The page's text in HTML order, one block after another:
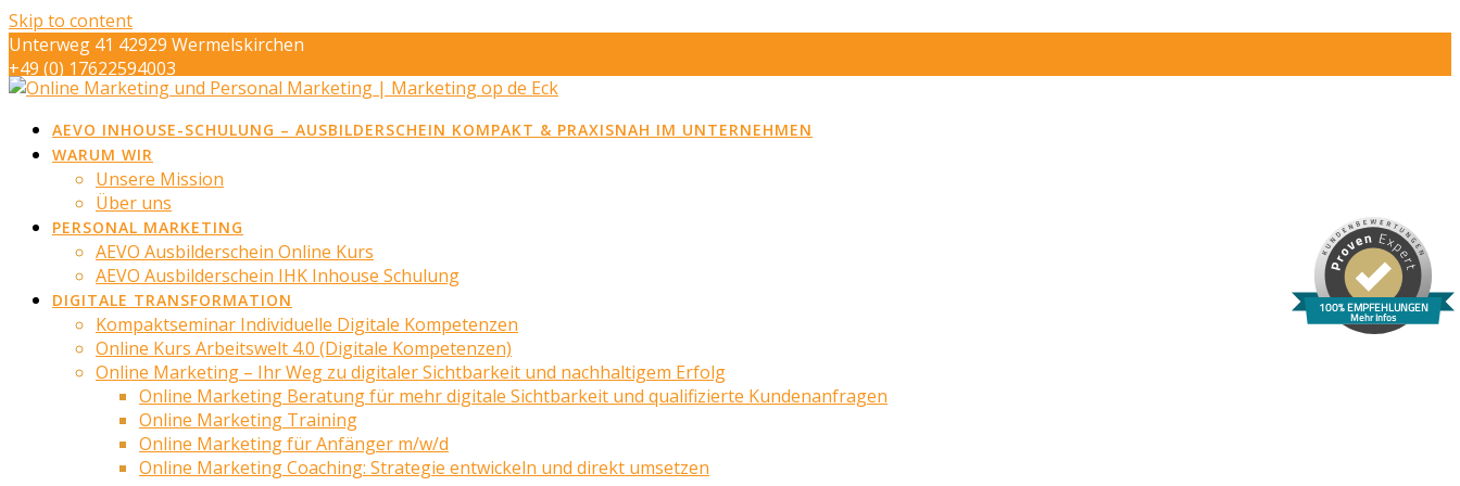
100% EMPFEHLUNGEN
Mehr Infos
Skip to content
Unterweg 41 42929 Wermelskirchen
+49 (0) 17622594003
info@marketing-op-de-eck.de
AEVO INHOUSE-SCHULUNG – AUSBILDERSCHEIN KOMPAKT & PRAXISNAH IM UNTERNEHMEN
WARUM WIR
Unsere Mission
Über uns
PERSONAL MARKETING
AEVO Ausbilderschein Online Kurs
AEVO Ausbilderschein IHK Inhouse Schulung
DIGITALE TRANSFORMATION
Kompaktseminar Individuelle Digitale Kompetenzen
Online Kurs Arbeitswelt 4.0 (Digitale Kompetenzen)
Online Marketing – Ihr Weg zu digitaler Sichtbarkeit und nachhaltigem Erfolg
Online Marketing Beratung für mehr digitale Sichtbarkeit und qualifizierte Kundenanfragen
Online Marketing Training
Online Marketing für Anfänger m/w/d
Online Marketing Coaching: Strategie entwickeln und direkt umsetzen